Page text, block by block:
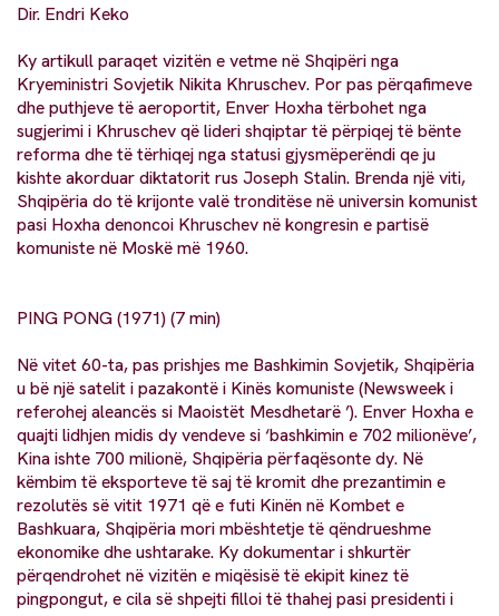
Dir. Endri Keko
Ky artikull paraqet vizitën e vetme në Shqipëri nga
Kryeministri Sovjetik Nikita Khruschev. Por pas përqafimeve
dhe puthjeve të aeroportit, Enver Hoxha tërbohet nga
sugjerimi i Khruschev që lideri shqiptar të përpiqej të bënte
reforma dhe të tërhiqej nga statusi gjysmëperëndi qe ju
kishte akorduar diktatorit rus Joseph Stalin. Brenda një viti,
Shqipëria do të krijonte valë tronditëse në universin komunist
pasi Hoxha denoncoi Khruschev në kongresin e partisë
komuniste në Moskë më 1960.
PING PONG (1971) (7 min)
Në vitet 60-ta, pas prishjes me Bashkimin Sovjetik, Shqipëria
u bë një satelit i pazakontë i Kinës komuniste (Newsweek i
referohej aleancës si Maoistët Mesdhetarë ’). Enver Hoxha e
quajti lidhjen midis dy vendeve si ‘bashkimin e 702 milionëve’,
Kina ishte 700 milionë, Shqipëria përfaqësonte dy. Në
këmbim të eksporteve të saj të kromit dhe prezantimin e
rezolutës së vitit 1971 që e futi Kinën në Kombet e
Bashkuara, Shqipëria mori mbështetje të qëndrueshme
ekonomike dhe ushtarake. Ky dokumentar i shkurtër
përqendrohet në vizitën e miqësisë të ekipit kinez të
pingpongut, e cila së shpejti filloi të thahej pasi presidenti i